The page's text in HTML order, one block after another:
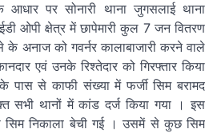
पर सोनारी थाना जुगसलाई थाना
ओपी क्षेत्र में छापेमारी कुल 7 जन वितरण
के अनाज को गवर्नर कालाबाजारी करने वाले
एवं उनके रिश्तेदार को गिरफ्तार किया
के पास से काफी संख्या में फर्जी सिम बरामद
सभी थानों में कांड दर्ज किया गया । इस
सिम निकाला बेची गई । उसमें से कुछ सिम